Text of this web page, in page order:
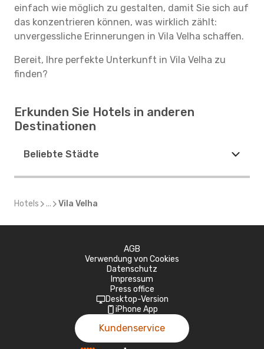
einfach wie möglich zu gestalten, damit Sie sich auf
das konzentrieren können, was wirklich zählt:
unvergessliche Erinnerungen in Vila Velha schaffen.
Bereit, Ihre perfekte Unterkunft in Vila Velha zu
finden?
Erkunden Sie Hotels in anderen
Destinationen
Beliebte Städte
Hotels ... Vila Velha
AGB
Verwendung von Cookies
Datenschutz
Impressum
Press office
Desktop-Version
iPhone App
Kundenservice